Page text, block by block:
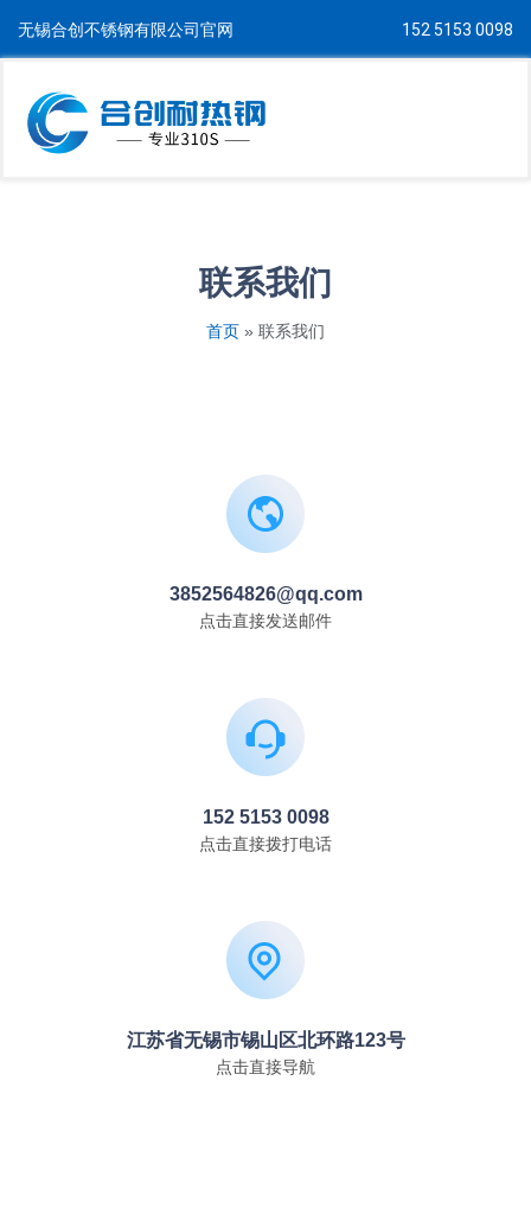
无锡合创不锈钢有限公司官网 152 5153 0098
联系我们
首页 » 联系我们
3852564826@qq.com
点击直接发送邮件
152 5153 0098
点击直接拨打电话
江苏省无锡市锡山区北环路123号
点击直接导航